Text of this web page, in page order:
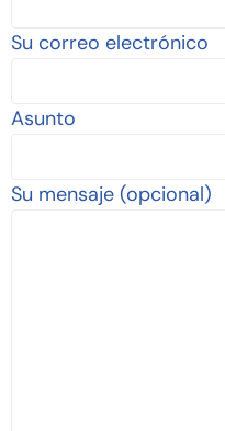
Su correo electrónico
Asunto
Su mensaje (opcional)